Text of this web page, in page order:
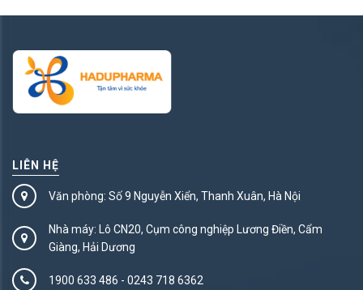
LIÊN HỆ
Văn phòng: Số 9 Nguyễn Xiển, Thanh Xuân, Hà Nội
Nhà máy: Lô CN20, Cụm công nghiệp Lương Điền, Cẩm
Giàng, Hải Dương
1900 633 486 - 0243 718 6362